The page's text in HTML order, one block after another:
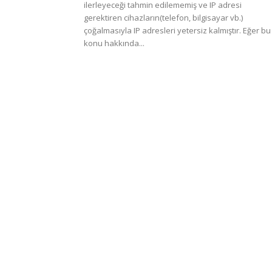
ilerleyeceği tahmin edilememiş ve IP adresi
gerektiren cihazların(telefon, bilgisayar vb.)
çoğalmasıyla IP adresleri yetersiz kalmıştır. Eğer bu
konu hakkında...